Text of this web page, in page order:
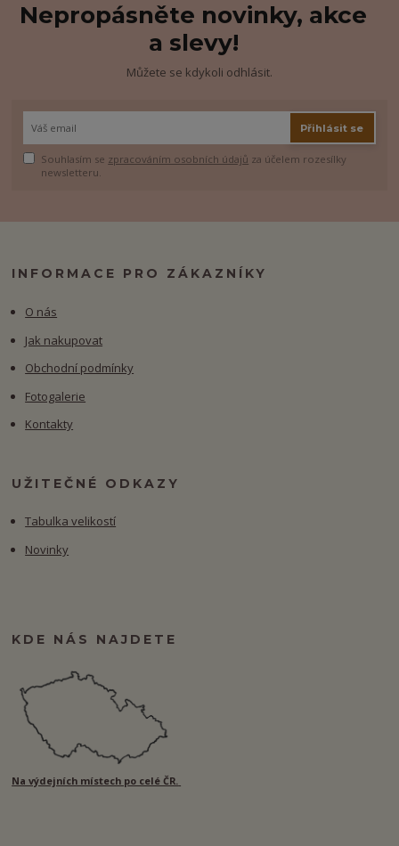
Nepropásněte novinky, akce
a slevy!
Můžete se kdykoli odhlásit.
Přihlásit se
Souhlasím se zpracováním osobních údajů za účelem rozesílky
newsletteru.
INFORMACE PRO ZÁKAZNÍKY
O nás
Jak nakupovat
Obchodní podmínky
Fotogalerie
Kontakty
UŽITEČNÉ ODKAZY
Tabulka velikostí
Novinky
KDE NÁS NAJDETE
Na výdejních místech po celé ČR.